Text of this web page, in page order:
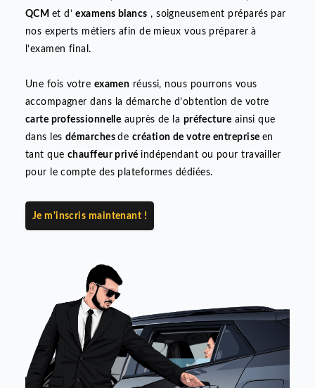
professionnellede chauffeur taxi et VTC partout en
France.
Plus qu'une formation !
Nous offrons à nos futursconducteurs de taxi,VTC
demoto-taxidesformationsà suivre
E-learning. Les cours sont présentés sous forme de
examens blancs
nos experts métiers afin de mieux vous préparer à
l’examen final.
Une fois votre examen réussi, nous pourrons vous
accompagner dans la démarche d’obtention de votre
carte professionnelle
auprès de lapréfectureainsi que